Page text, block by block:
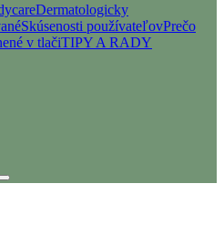
Dermatologicky
Skúsenosti používateľovPrečo
v tlačiTIPY A RADY